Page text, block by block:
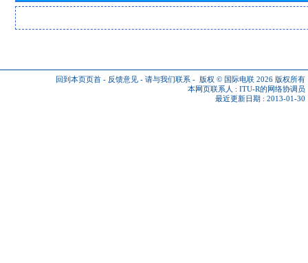
回到本页页首 - 反馈意见 - 请与我们联系 - 版权 © 国际电联 2026 版权所有
本网页联系人 : ITU-R的网络协调员
最近更新日期 : 2013-01-30